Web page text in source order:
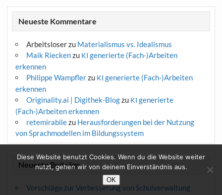
Neueste Kommentare
Arbeitsloserzu Materialismus vs. Idealismus
Maik Rieckenzu KI generierte (Fach-)Arbeiten
erkennen
Philippe Wampflerzu KI generierte (Fach-)Arbeiten
erkennen
Originality.ai | Digithek-Blogzu KI generierte
(Fach-)Arbeiten erkennen
retemirabilezu Herausforderungen bei der Nutzung
von Sprachmodellen im Bildungssystem
Neueste Beiträge
Vorschläge zur Verbesserung von Schulverwaltung
Diese Website benutzt Cookies. Wenn du die Website weiter
nutzt, gehen wir von deinem Einverständnis aus.
OK